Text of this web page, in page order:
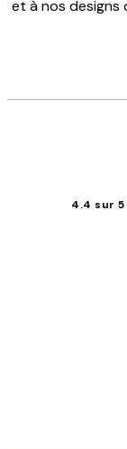
et à nos designs
4.4 sur